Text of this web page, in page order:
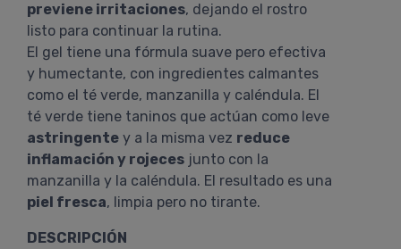
previene irritaciones, dejando el rostro
listo para continuar la rutina.
El gel tiene una fórmula suave pero efectiva
y humectante, con ingredientes calmantes
como el té verde, manzanilla y caléndula. El
té verde tiene taninos que actúan como leve
astringente y a la misma vez reduce
inflamación y rojeces junto con la
manzanilla y la caléndula. El resultado es una
piel fresca, limpia pero no tirante.
DESCRIPCIÓN